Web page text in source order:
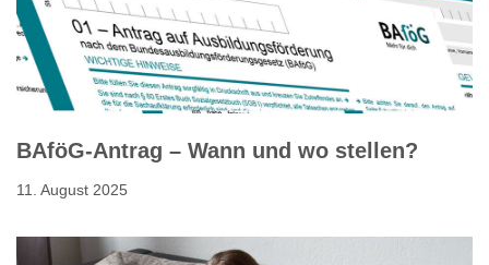
BAföG-Antrag – Wann und wo stellen?
11. August 2025